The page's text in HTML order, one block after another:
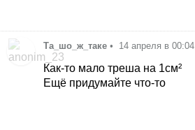
Та_шо_ж_таке • 14 апреля в 00:04
Как-то мало треша на 1см²
Ещё придумайте что-то